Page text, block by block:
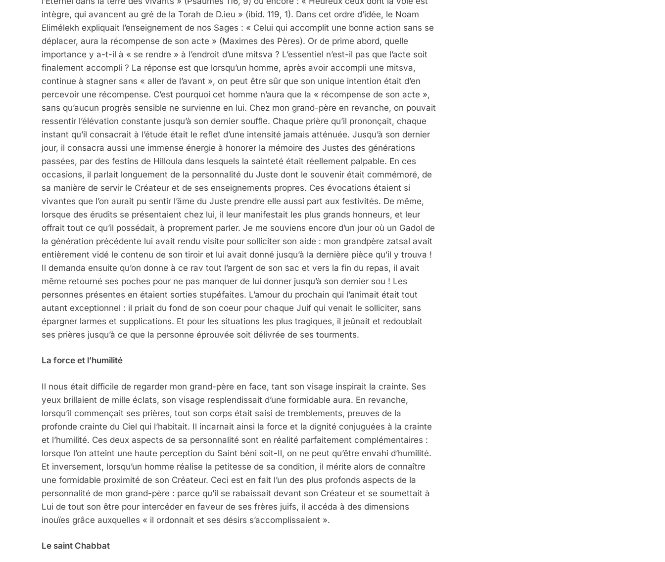
intègre, qui avancent au gré de la Torah de D.ieu » (ibid. 119, 1). Dans cet ordre d’idée, le Noam
Elimélekh expliquait l’enseignement de nos Sages : « Celui qui accomplit une bonne action sans se
déplacer, aura la récompense de son acte » (Maximes des Pères). Or de prime abord, quelle
importance y a-t-il à « se rendre » à l’endroit d’une mitsva ? L’essentiel n’est-il pas que l’acte soit
finalement accompli ? La réponse est que lorsqu’un homme, après avoir accompli une mitsva,
continue à stagner sans « aller de l’avant », on peut être sûr que son unique intention était d’en
percevoir une récompense. C’est pourquoi cet homme n’aura que la « récompense de son acte »,
sans qu’aucun progrès sensible ne survienne en lui. Chez mon grand-père en revanche, on pouvait
ressentir l’élévation constante jusqu’à son dernier souffle. Chaque prière qu’il prononçait, chaque
instant qu’il consacrait à l’étude était le reflet d’une intensité jamais atténuée. Jusqu’à son dernier
jour, il consacra aussi une immense énergie à honorer la mémoire des Justes des générations
passées, par des festins de Hilloula dans lesquels la sainteté était réellement palpable. En ces
occasions, il parlait longuement de la personnalité du Juste dont le souvenir était commémoré, de
sa manière de servir le Créateur et de ses enseignements propres. Ces évocations étaient si
vivantes que l’on aurait pu sentir l’âme du Juste prendre elle aussi part aux festivités. De même,
lorsque des érudits se présentaient chez lui, il leur manifestait les plus grands honneurs, et leur
offrait tout ce qu’il possédait, à proprement parler. Je me souviens encore d’un jour où un Gadol de
la génération précédente lui avait rendu visite pour solliciter son aide : mon grandpère zatsal avait
entièrement vidé le contenu de son tiroir et lui avait donné jusqu’à la dernière pièce qu’il y trouva !
Il demanda ensuite qu’on donne à ce rav tout l’argent de son sac et vers la fin du repas, il avait
même retourné ses poches pour ne pas manquer de lui donner jusqu’à son dernier sou ! Les
personnes présentes en étaient sorties stupéfaites. L’amour du prochain qui l’animait était tout
autant exceptionnel : il priait du fond de son coeur pour chaque Juif qui venait le solliciter, sans
épargner larmes et supplications. Et pour les situations les plus tragiques, il jeûnait et redoublait
ses prières jusqu’à ce que la personne éprouvée soit délivrée de ses tourments.
La force et l’humilité
Il nous était difficile de regarder mon grand-père en face, tant son visage inspirait la crainte. Ses
yeux brillaient de mille éclats, son visage resplendissait d’une formidable aura. En revanche,
lorsqu’il commençait ses prières, tout son corps était saisi de tremblements, preuves de la
profonde crainte du Ciel qui l’habitait. Il incarnait ainsi la force et la dignité conjuguées à la crainte
et l’humilité. Ces deux aspects de sa personnalité sont en réalité parfaitement complémentaires :
lorsque l’on atteint une haute perception du Saint béni soit-Il, on ne peut qu’être envahi d’humilité.
Et inversement, lorsqu’un homme réalise la petitesse de sa condition, il mérite alors de connaître
une formidable proximité de son Créateur. Ceci est en fait l’un des plus profonds aspects de la
personnalité de mon grand-père : parce qu’il se rabaissait devant son Créateur et se soumettait à
Lui de tout son être pour intercéder en faveur de ses frères juifs, il accéda à des dimensions
inouïes grâce auxquelles « il ordonnait et ses désirs s’accomplissaient ».
Le saint Chabbat